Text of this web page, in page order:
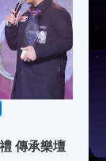
傳承樂壇